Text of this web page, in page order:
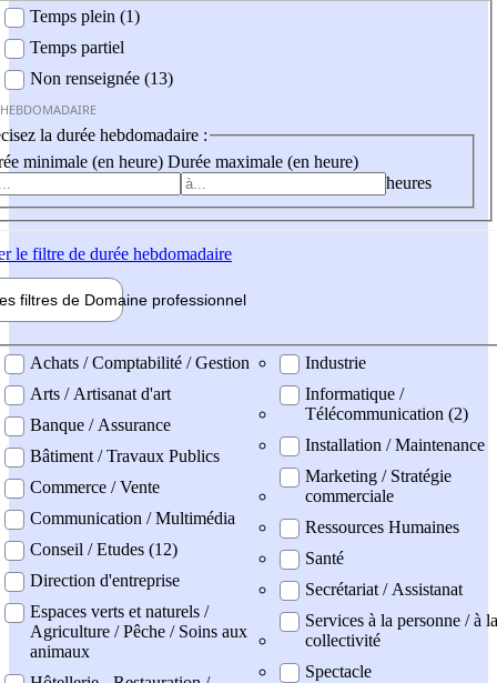
Temps plein (1)
Temps partiel
Non renseignée (13)
la durée hebdomadaire :
minimale (en heure) Durée maximale (en heure)
heures
le filtre de durée hebdomadaire
filtres de Domaine professionnel
professionel
Achats / Comptabilité / Gestion
Arts / Artisanat d'art
Banque / Assurance
Bâtiment / Travaux Publics
Commerce / Vente
Communication / Multimédia
Conseil / Etudes (12)
Direction d'entreprise
Espaces verts et naturels /
Agriculture / Pêche / Soins aux
animaux
Industrie
Informatique /
Télécommunication (2)
Installation / Maintenance
Marketing / Stratégie
commerciale
Ressources Humaines
Santé
Secrétariat / Assistanat
Services à la personne / à la
collectivité
Spectacle